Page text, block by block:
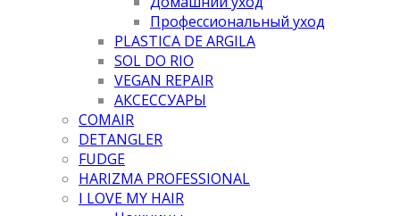
Профессиональный уход
PLASTICA DE ARGILA
SOL DO RIO
VEGAN REPAIR
АКСЕССУАРЫ
COMAIR
DETANGLER
FUDGE
HARIZMA PROFESSIONAL
I LOVE MY HAIR